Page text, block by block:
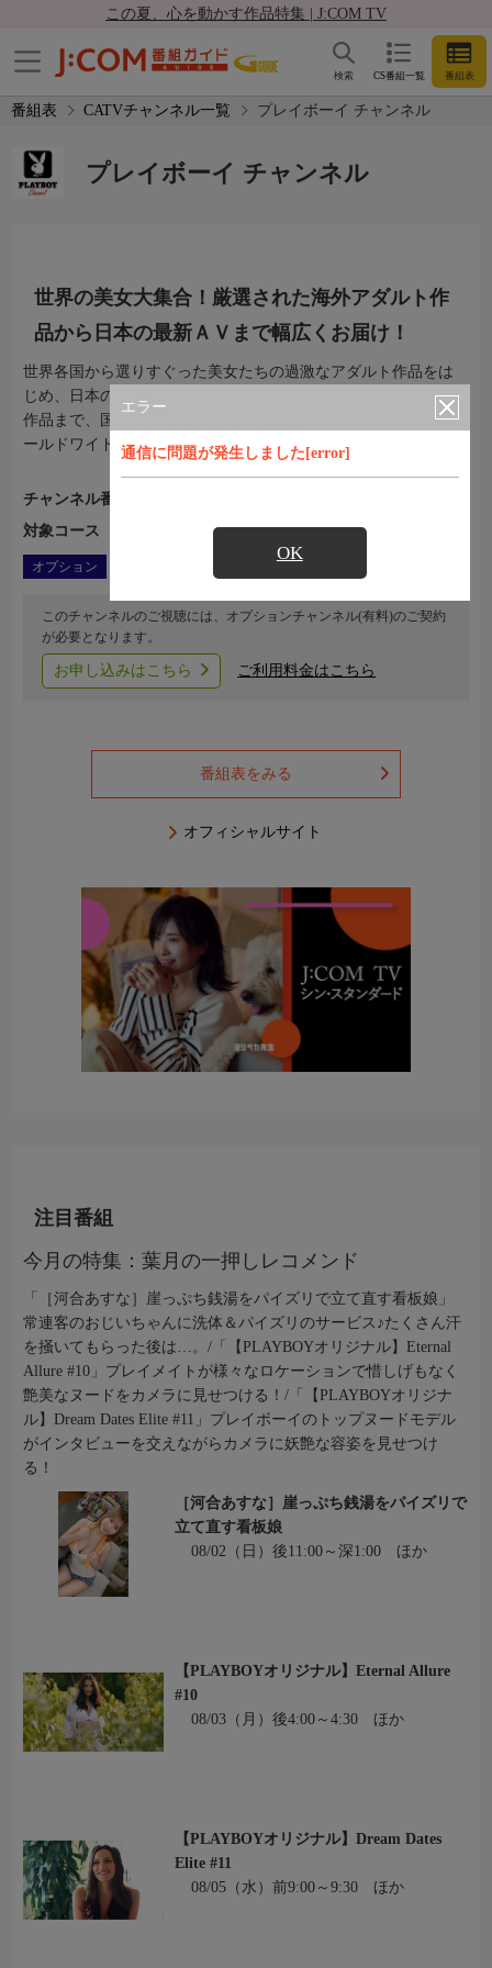
この夏、心を動かす作品特集 | J:COM TV
CS番組一覧 番組表
検索
番組表 CATVチャンネル一覧 プレイボーイ チャンネル
エラー
通信に問題が発生しました[error]
OK
プレイボーイ チャンネル
世界の美女大集合！厳選された海外アダルト作
品から日本の最新ＡＶまで幅広くお届け！
世界各国から選りすぐった美女たちの過激なアダルト作品をは
じめ、日本の最新ＡＶアイドル、本格ドラマ、マニア向け企画
作品まで、国内外の幅広いジャンルの中からイチ押し作品をワ
ールドワイドにお届けするセクシーチャンネルの決定版！
チャンネル番号
対象コース
J:COM TVコース一覧
オプション
このチャンネルのご視聴には、オプションチャンネル(有料)のご契約
が必要となります。
お申し込みはこちら ご利用料金はこちら
番組表をみる
オフィシャルサイト
注目番組
今月の特集：葉月の一押しレコメンド
「［河合あすな］崖っぷち銭湯をパイズリで立て直す看板娘」
常連客のおじいちゃんに洗体＆パイズリのサービス♪たくさん汗
を掻いてもらった後は…。/「【PLAYBOYオリジナル】Eternal
Allure #10」プレイメイトが様々なロケーションで惜しげもなく
艶美なヌードをカメラに見せつける！/「【PLAYBOYオリジナ
ル】Dream Dates Elite #11」プレイボーイのトップヌードモデル
がインタビューを交えながらカメラに妖艶な容姿を見せつけ
る！
［河合あすな］崖っぷち銭湯をパイズリで
立て直す看板娘
08/02（日）後11:00～深1:00 ほか
【PLAYBOYオリジナル】Eternal Allure
#10
08/03（月）後4:00～4:30 ほか
【PLAYBOYオリジナル】Dream Dates
Elite #11
08/05（水）前9:00～9:30 ほか